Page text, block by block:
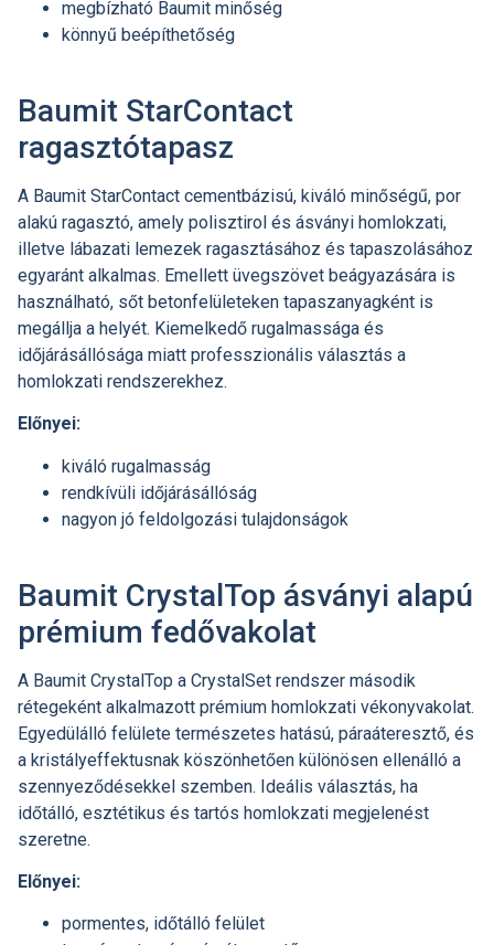
megbízható Baumit minőség
könnyű beépíthetőség
Baumit StarContact
ragasztótapasz
A Baumit StarContact cementbázisú, kiváló minőségű, por
alakú ragasztó, amely polisztirol és ásványi homlokzati,
illetve lábazati lemezek ragasztásához és tapaszolásához
egyaránt alkalmas. Emellett üvegszövet beágyazására is
használható, sőt betonfelületeken tapaszanyagként is
megállja a helyét. Kiemelkedő rugalmassága és
időjárásállósága miatt professzionális választás a
homlokzati rendszerekhez.
Előnyei:
kiváló rugalmasság
rendkívüli időjárásállóság
nagyon jó feldolgozási tulajdonságok
Baumit CrystalTop ásványi alapú
prémium fedővakolat
A Baumit CrystalTop a CrystalSet rendszer második
rétegeként alkalmazott prémium homlokzati vékonyvakolat.
Egyedülálló felülete természetes hatású, páraáteresztő, és
a kristályeffektusnak köszönhetően különösen ellenálló a
szennyeződésekkel szemben. Ideális választás, ha
időtálló, esztétikus és tartós homlokzati megjelenést
szeretne.
Előnyei:
pormentes, időtálló felület